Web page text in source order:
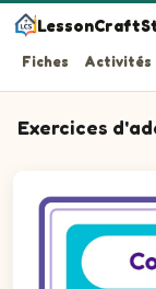
Fiches Activités
Question 2 :
Question 3
Question 4
Question 5